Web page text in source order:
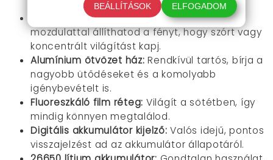
Teleszkópos zoom funkció: Egyetlen
mozdulattal állíthatod a fényt, hogy szórt vagy
koncentrált világítást kapj.
Alumínium ötvözet ház: Rendkívül tartós, bírja a
nagyobb ütődéseket és a komolyabb
igénybevételt is.
Fluoreszkáló film réteg: Világít a sötétben, így
mindig könnyen megtalálod.
Digitális akkumulátor kijelző: Valós idejű, pontos
visszajelzést ad az akkumulátor állapotáról.
BEÁLLÍTÁSOK ELFOGADOM